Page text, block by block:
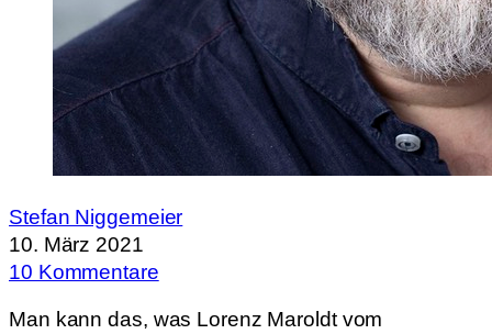
Stefan Niggemeier
10. März 2021
10 Kommentare
Man kann das, was Lorenz Maroldt vom